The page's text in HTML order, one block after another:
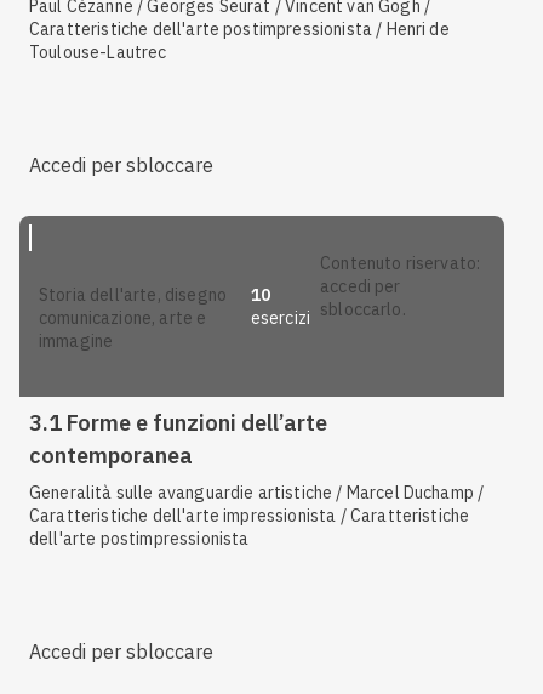
Paul Cézanne / Georges Seurat / Vincent van Gogh /
Caratteristiche dell'arte postimpressionista / Henri de
Toulouse-Lautrec
Accedi per sbloccare
storia dell'arte, disegno
comunicazione, arte e
immagine
10
esercizi
contenuto riservato:
accedi per
sbloccarlo.
3.1 Forme e funzioni dell’arte
contemporanea
Generalità sulle avanguardie artistiche / Marcel Duchamp /
Caratteristiche dell'arte impressionista / Caratteristiche
dell'arte postimpressionista
Accedi per sbloccare